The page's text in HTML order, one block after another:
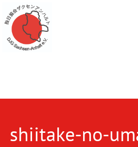
shiitake-no-